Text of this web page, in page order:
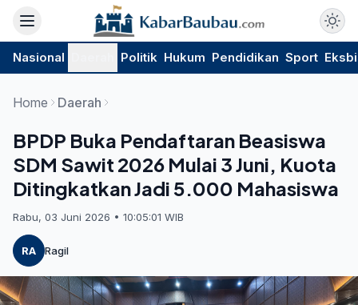
Nasional Politik Hukum Pendidikan Sport
Home Daerah
BPDP Buka Pendaftaran Beasiswa
SDM Sawit 2026 Mulai 3 Juni, Kuota
Ditingkatkan Jadi 5.000 Mahasiswa
Rabu, 03 Juni 2026 • 10:05:01 WIB
RA Ragil